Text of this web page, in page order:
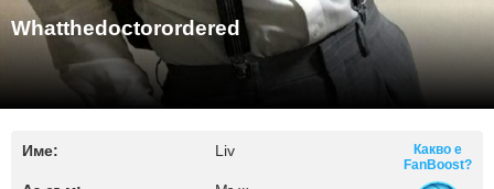
Whatthedoctorordered
Име: Liv
Какво е
FanBoost?